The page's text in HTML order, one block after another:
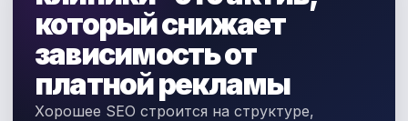
который снижает
зависимость от
платной рекламы
Хорошее SEO строится на структуре,